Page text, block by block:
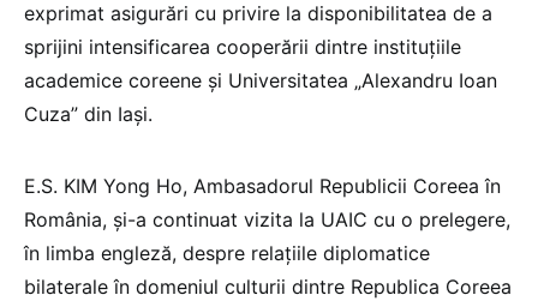
exprimat asigurări cu privire la disponibilitatea de a
sprijini intensificarea cooperării dintre instituțiile
academice coreene și Universitatea „Alexandru Ioan
Cuza” din Iași.
E.S. KIM Yong Ho, Ambasadorul Republicii Coreea în
România, și-a continuat vizita la UAIC cu o prelegere,
în limba engleză, despre relațiile diplomatice
bilaterale în domeniul culturii dintre Republica Coreea